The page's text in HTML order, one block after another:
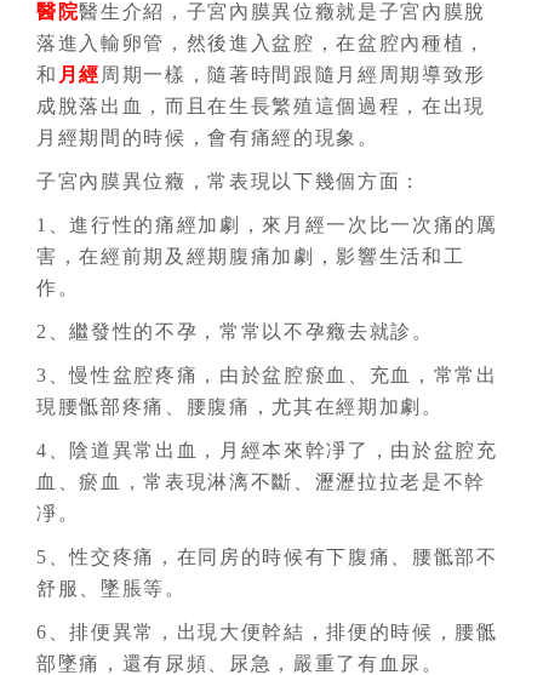
醫院醫生介紹，子宮內膜異位癥就是子宮內膜脫
落進入輸卵管，然後進入盆腔，在盆腔內種植，
和 月經 周期一樣，隨著時間跟隨月經周期導致形
成脫落出血，而且在生長繁殖這個過程，在出現
月經期間的時候，會有痛經的現象。
子宮內膜異位癥，常表現以下幾個方面：
1、進行性的痛經加劇，來月經一次比一次痛的厲
害，在經前期及經期腹痛加劇，影響生活和工
作。
2、繼發性的不孕，常常以不孕癥去就診。
3、慢性盆腔疼痛，由於盆腔瘀血、充血，常常出
現腰骶部疼痛、腰腹痛，尤其在經期加劇。
4、陰道異常出血，月經本來幹凈了，由於盆腔充
血、瘀血，常表現淋漓不斷、瀝瀝拉拉老是不幹
凈。
5、性交疼痛，在同房的時候有下腹痛、腰骶部不
舒服、墜脹等。
6、排便異常，出現大便幹結，排便的時候，腰骶
部墜痛，還有尿頻、尿急，嚴重了有血尿。